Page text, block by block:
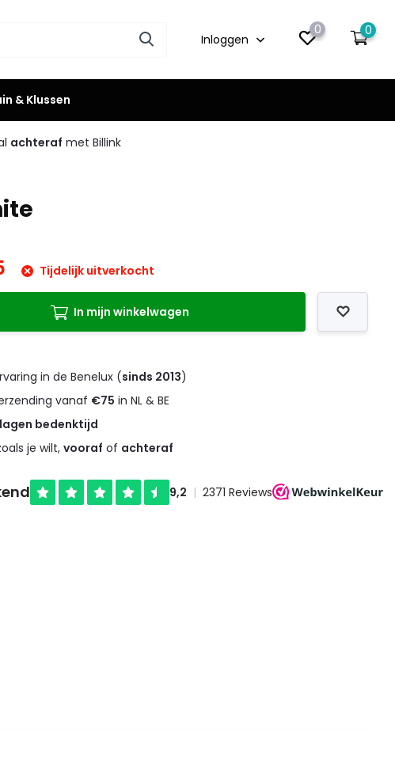
Inloggen
0 0
& Klussen
achteraf met Billink
Tijdelijk uitverkocht
In mijn winkelwagen
in de Benelux (sinds 2013)
vanaf €75 in NL & BE
bedenktijd
je wilt,vooraf of achteraf